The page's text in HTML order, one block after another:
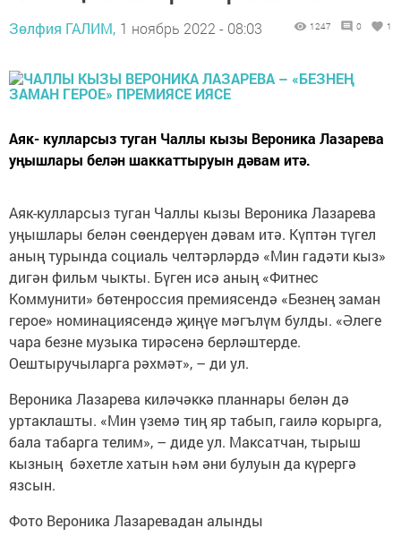
Зөлфия ГАЛИМ, 1 ноябрь 2022 - 08:03 1247 0 1
Аяк- кулларсыз туган Чаллы кызы Вероника Лазарева
уңышлары белән шаккаттыруын дәвам итә.
Аяк-кулларсыз туган Чаллы кызы Вероника Лазарева
уңышлары белән сөендерүен дәвам итә. Күптән түгел
аның турында социаль челтәрләрдә «Мин гадәти кыз»
дигән фильм чыкты. Бүген исә аның «Фитнес
Коммунити» бөтенроссия премиясендә «Безнең заман
герое» номинациясендә җиңүе мәгълүм булды. «Әлеге
чара безне музыка тирәсенә берләштерде.
Оештыручыларга рәхмәт», – ди ул.
Вероника Лазарева киләчәккә планнары белән дә
уртаклашты. «Мин үземә тиң яр табып, гаилә корырга,
бала табарга телим», – диде ул. Максатчан, тырыш
кызның бәхетле хатын һәм әни булуын да күрергә
язсын.
Фото Вероника Лазаревадан алынды